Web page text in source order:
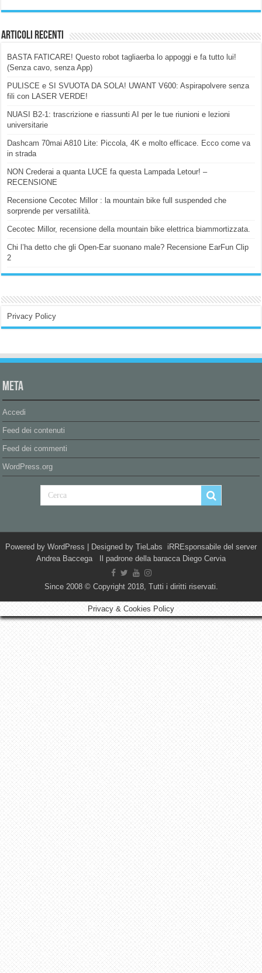
Articoli Recenti
BASTA FATICARE! Questo robot tagliaerba lo appoggi e fa tutto lui!
(Senza cavo, senza App)
PULISCE e SI SVUOTA DA SOLA! UWANT V600: Aspirapolvere senza
fili con LASER VERDE!
NUASI B2-1: trascrizione e riassunti AI per le tue riunioni e lezioni
universitarie
Dashcam 70mai A810 Lite: Piccola, 4K e molto efficace. Ecco come va
in strada
NON Crederai a quanta LUCE fa questa Lampada Letour! –
RECENSIONE
Recensione Cecotec Millor : la mountain bike full suspended che
sorprende per versatilità.
Cecotec Millor, recensione della mountain bike elettrica biammortizzata.
Chi l’ha detto che gli Open-Ear suonano male? Recensione EarFun Clip
2
Privacy Policy
Meta
Accedi
Feed dei contenuti
Feed dei commenti
WordPress.org
Powered by WordPress | Designed by TieLabs iRREsponsabile del server
Andrea Baccega Il padrone della baracca Diego Cervia
Since 2008 © Copyright 2018, Tutti i diritti riservati.
Privacy & Cookies Policy